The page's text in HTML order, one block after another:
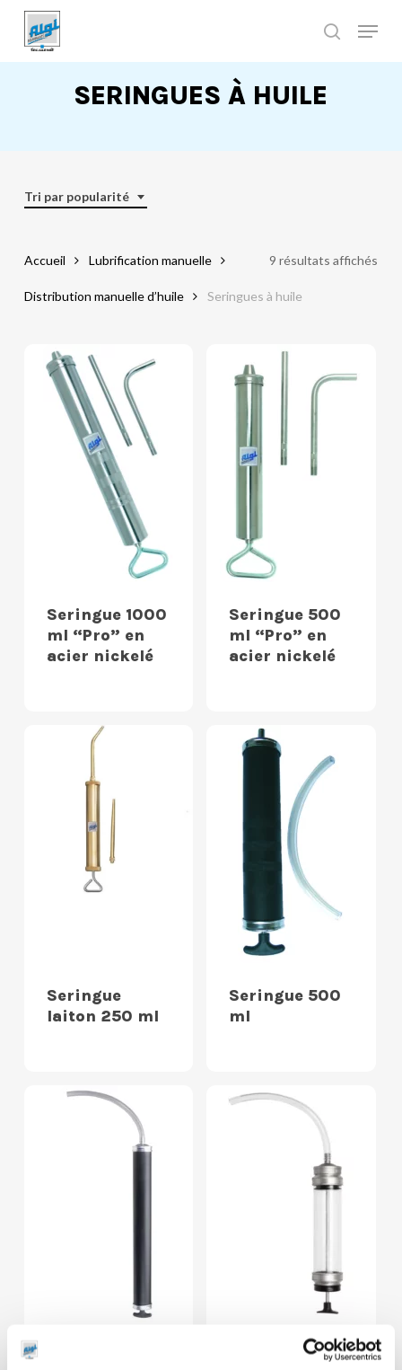
main
SERINGUES À HUILE
Tri par popularité
9 résultats affichés
Accueil Lubrification manuelle
Distribution manuelle d’huile Seringues à huile
Seringue 1000
ml “Pro” en
acier nickelé
Seringue 500
ml “Pro” en
acier nickelé
Seringue
laiton 250 ml
Seringue 500
ml
Seringue 500